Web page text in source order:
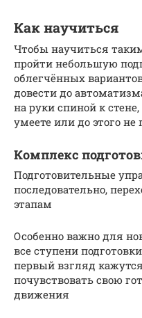
Как научиться
Чтобы научиться
пройти небольшую
облегчённых
довести до
на руки спиной к
умеете или до этого не
Комплекс
Подготовительные
последовательно,
этапам
Особенно важно для
все ступени
первый взгляд
почувствовать свою
движения